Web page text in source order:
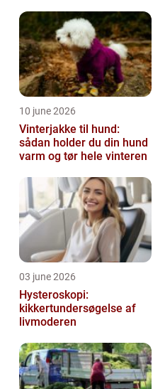
10 june 2026
Vinterjakke til hund:
sådan holder du din hund
varm og tør hele vinteren
03 june 2026
Hysteroskopi:
kikkertundersøgelse af
livmoderen